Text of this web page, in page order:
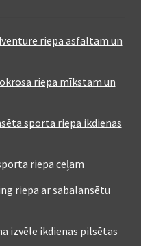
riepa asfaltam un
riepa mīkstam un
sporta riepa ikdienas
riepa ceļam
riepa ar sabalansētu
izvēle ikdienas pilsētas